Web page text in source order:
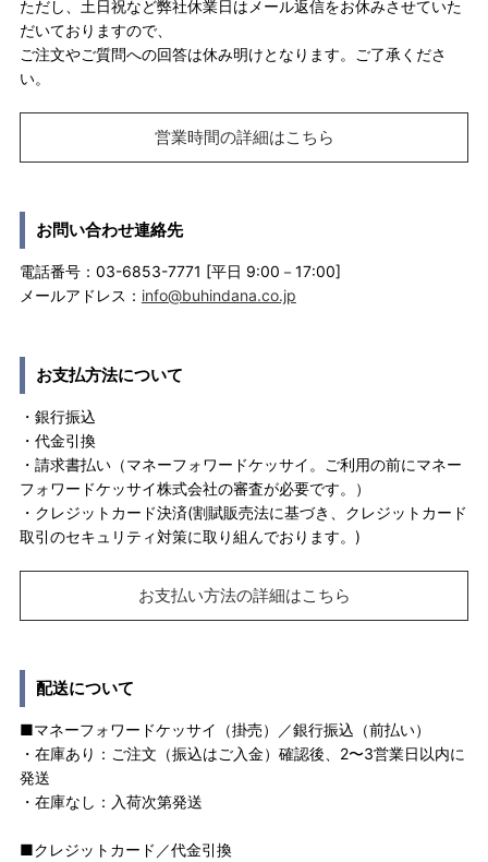
ただし、土日祝など弊社休業日はメール返信をお休みさせていた
だいておりますので、
ご注文やご質問への回答は休み明けとなります。ご了承くださ
い。
営業時間の詳細はこちら
お問い合わせ連絡先
電話番号：03-6853-7771 [平日 9:00－17:00]
メールアドレス： info@buhindana.co.jp
お支払方法について
・銀行振込
・代金引換
・請求書払い（マネーフォワードケッサイ。ご利用の前にマネー
フォワードケッサイ株式会社の審査が必要です。）
・クレジットカード決済(割賦販売法に基づき、クレジットカード
取引のセキュリティ対策に取り組んでおります。)
お支払い方法の詳細はこちら
配送について
■マネーフォワードケッサイ（掛売）／銀行振込（前払い）
・在庫あり：ご注文（振込はご入金）確認後、2〜3営業日以内に
発送
・在庫なし：入荷次第発送
■クレジットカード／代金引換